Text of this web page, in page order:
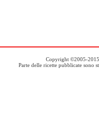
Copyright ©2005-
Parte delle ricette pubblicate sono